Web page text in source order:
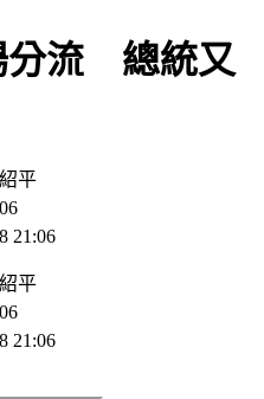
分流 總統又
平
平